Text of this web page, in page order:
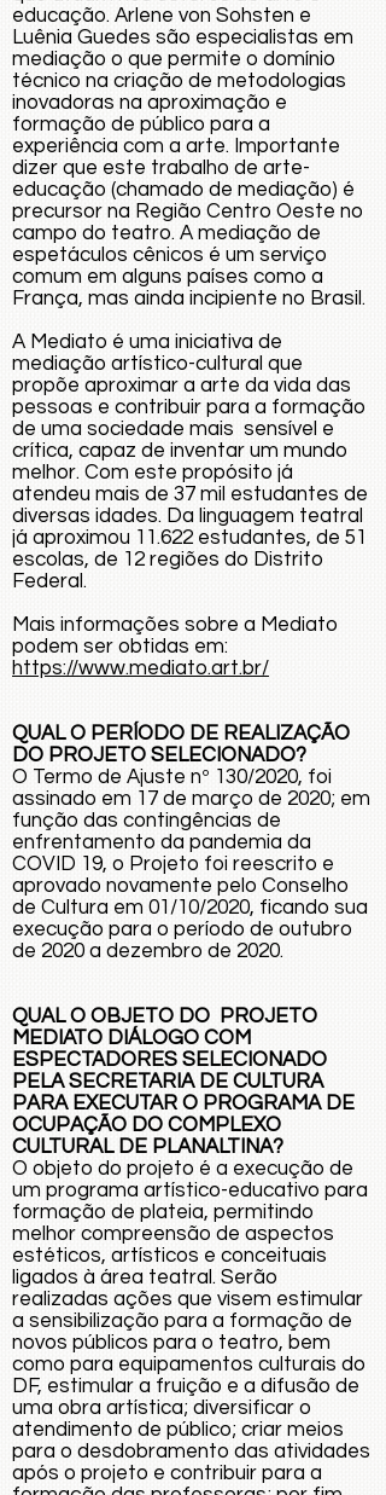
educação. Arlene von Sohsten e
Luênia Guedes são especialistas em
mediação o que permite o domínio
técnico na criação de metodologias
inovadoras na aproximação e
formação de público para a
experiência com a arte. Importante
dizer que este trabalho de arte-
educação (chamado de mediação) é
precursor na Região Centro Oeste no
campo do teatro. A mediação de
espetáculos cênicos é um serviço
comum em alguns países como a
França, mas ainda incipiente no Brasil.
A Mediato é uma iniciativa de
mediação artístico-cultural que
propõe aproximar a arte da vida das
pessoas e contribuir para a formação
de uma sociedade mais sensível e
crítica, capaz de inventar um mundo
melhor. Com este propósito já
atendeu mais de 37 mil estudantes de
diversas idades. Da linguagem teatral
já aproximou 11.622 estudantes, de 51
escolas, de 12 regiões do Distrito
Federal.
Mais informações sobre a Mediato
podem ser obtidas em:
https://www.mediato.art.br/
QUAL O PERÍODO DE REALIZAÇÃO
DO PROJETO SELECIONADO?
O Termo de Ajuste nº 130/2020, foi
assinado em 17 de março de 2020; em
função das contingências de
enfrentamento da pandemia da
COVID 19, o Projeto foi reescrito e
aprovado novamente pelo Conselho
de Cultura em 01/10/2020, ficando sua
execução para o período de outubro
de 2020 a dezembro de 2020.
QUAL O OBJETO DO PROJETO
MEDIATO DIÁLOGO COM
ESPECTADORES SELECIONADO
PELA SECRETARIA DE CULTURA
PARA EXECUTAR O PROGRAMA DE
OCUPAÇÃO DO COMPLEXO
CULTURAL DE PLANALTINA?
O objeto do projeto é a execução de
um programa artístico-educativo para
formação de plateia, permitindo
melhor compreensão de aspectos
estéticos, artísticos e conceituais
ligados à área teatral. Serão
realizadas ações que visem estimular
a sensibilização para a formação de
novos públicos para o teatro, bem
como para equipamentos culturais do
DF, estimular a fruição e a difusão de
uma obra artística; diversificar o
atendimento de público; criar meios
para o desdobramento das atividades
após o projeto e contribuir para a